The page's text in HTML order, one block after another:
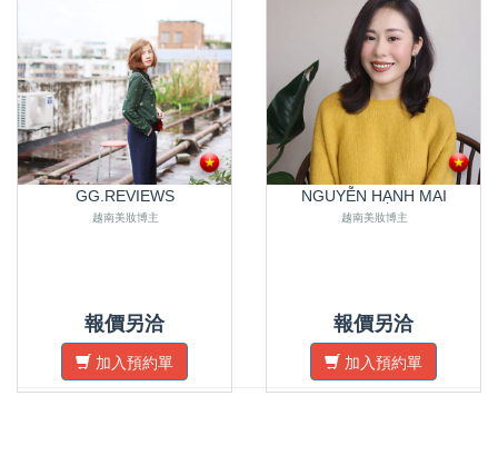
GG.REVIEWS
越南美妝博主
報價另洽
加入預約單
NGUYỄN HẠNH MAI
越南美妝博主
報價另洽
加入預約單